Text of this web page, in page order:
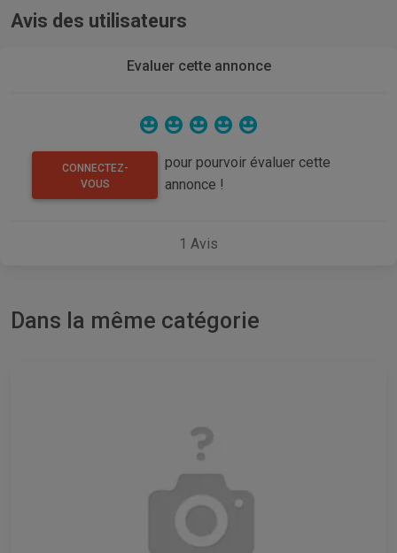
Avis des utilisateurs
Evaluer cette annonce
CONNECTEZ-
VOUS
pour pourvoir évaluer cette
annonce !
1 Avis
Dans la même catégorie